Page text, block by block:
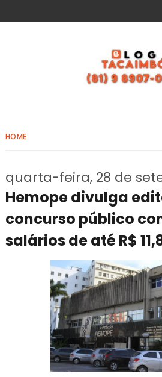
HOME
quarta-feira, 28 de
Hemope divulga
concurso público
salários de até R$